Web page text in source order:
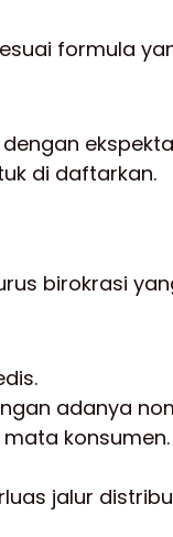
formula
di daftarkan.
birokrasi
adanya
konsumen.
jalur